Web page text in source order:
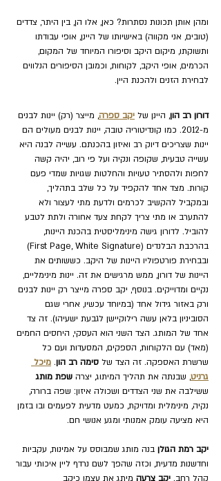
ומהן אותן תכונות נסתרות? כאן, אלו הן, בין היתר, צדדים
(טובים, אני מקווה) באישיותו של היינן, אופי עבודתו
ותשוקתו, מיקום היקב וסיפורו המיוחד של המקום,
הכרמים, אופי היקב, לקוחות, וכמובן הסיפורים הנלווים
לבחירת הזנים ולהכנת היין.
דורון רב הון, היינן של יקב ספרה, מייצר (רק) יינות לבנים
מ-2012. כמו קונדיטוריה טובה, יינות לבנים מעולים הם
יינות שצריכים דיוק רב ואיזון בהכנתם. עשייה לבנה היא
עשייה טבעית, שקופה ונקיה ועל פי רוב, יהיה קשה
לחפות ולהסתיר טעויות והחלטות שגויות שמדי פעם
קורות. מצד אחד להקפיד על כל שלב בתהליך,
ובמקביל להקשיב לכרמים ולדעת מתי לעצור ולא
להתערב או מתי צריך לקחת צעד אחורה ולתת לטבע
להוביל. לדורון גישה מינימליסטית בהכנת היינות,
בהרכבת הבלנדים (First Page, White Signature)
ובבחירת פורטפוליו היינות של היקב. כששותים את
היינות של דורון, ממש מרגישים את זה. יינות מינימליים,
נקיים ומדוייקים. בנוסף, יקב ספרה מייצר רק יינות לבנים
ורק באזור גידול אחד (במיוחד עכשיו, אחרי שגם
הסוביניון בלאן עשה רילוקיישן לגבעת ישעיהו). זה צד
אחד של המותג. הצד השני הוא העסקי, היחסים החמים
(מאד) עם הלקוחות, הספקים, המסעדות ועם כל
שרשרת האספקה. זה הצד של סימה רב הון. מיכל
גרניט, שבנתה את תהליך המיתוג, יצרה שפת מותג
ששילבה את שני הצדדים ושכולה איזון: שפה ברורה,
נקיה, מינימלית ומדויקת, כמעט מדעית לפעמים ובו בזמן
היא מציעה עומק אמנותי ומגע אנושי חם.
יקב רמת הגולן בנה מותג שמבוסס על אמינות, עקביות
וחדשנות מדעית, וכזה שהפך לשם נרדף ליין איכותי עבור
קהל רחב. יקב צרעה מיתג את עצמו כיקב